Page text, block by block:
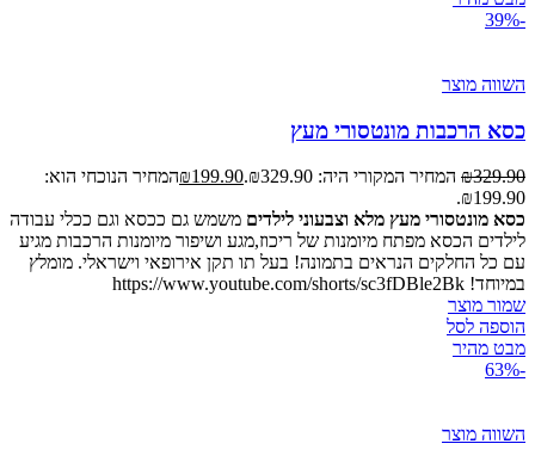
-39%
השווה מוצר
כסא הרכבות מונטסורי מעץ
₪329.90 המחיר המקורי היה: ₪329.90. ₪199.90
המחיר הנוכחי הוא:
₪199.90.
כסא מונטסורי מעץ מלא וצבעוני לילדים משמש גם ככסא וגם ככלי עבודה
לילדים הכסא מפתח מיומנות של ריכוז,מגע ושיפור מיומנות הרכבות מגיע
עם כל החלקים הנראים בתמונה! בעל תו תקן אירופאי וישראלי. מומלץ
במיוחד! https://www.youtube.com/shorts/sc3fDBle2Bk
שמור מוצר
הוספה לסל
מבט מהיר
-63%
השווה מוצר